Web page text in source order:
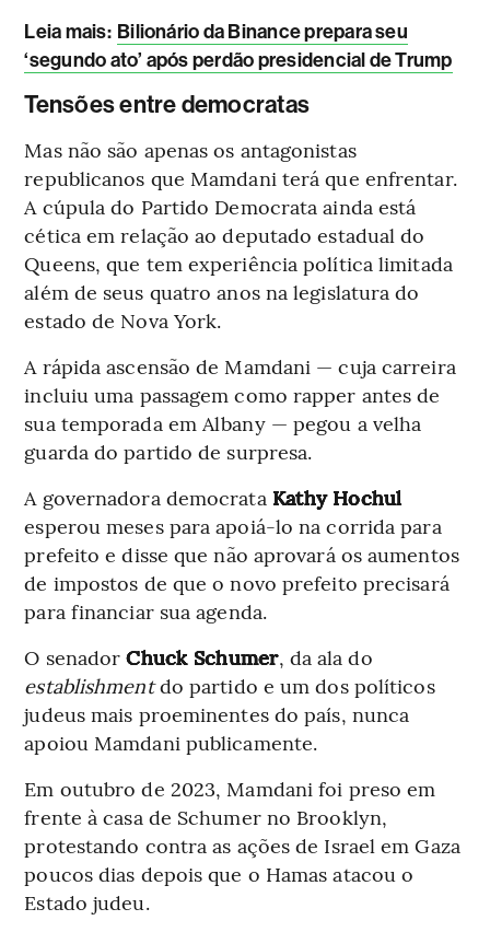
Leia mais: Bilionário da Binance prepara seu
‘segundo ato’ após perdão presidencial de Trump
Tensões entre democratas
Mas não são apenas os antagonistas
republicanos que Mamdani terá que enfrentar.
A cúpula do Partido Democrata ainda está
cética em relação ao deputado estadual do
Queens, que tem experiência política limitada
além de seus quatro anos na legislatura do
estado de Nova York.
A rápida ascensão de Mamdani — cuja carreira
incluiu uma passagem como rapper antes de
sua temporada em Albany — pegou a velha
guarda do partido de surpresa.
A governadora democrata Kathy Hochul
esperou meses para apoiá-lo na corrida para
prefeito e disse que não aprovará os aumentos
de impostos de que o novo prefeito precisará
para financiar sua agenda.
O senadorChuck Schumer, da ala do
establishmentdo partido e um dos políticos
judeus mais proeminentes do país, nunca
apoiou Mamdani publicamente.
Em outubro de 2023, Mamdani foi preso em
frente à casa de Schumer no Brooklyn,
protestando contra as ações de Israel em Gaza
poucos dias depois que o Hamas atacou o
Estado judeu.